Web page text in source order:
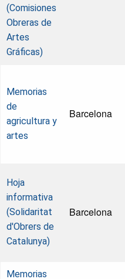
(Comisiones
Obreras de
Artes
Gráficas)
Memorias
de
agricultura y
artes
Barcelona
Hoja
informativa
(Solidaritat
d'Obrers de
Catalunya)
Barcelona
Memorias